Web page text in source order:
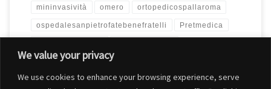
We value your privacy
We use cookies to enhance your browsing experience, serve
mininvasività omero ortopedicospallaroma
ospedalesanpietrofatebenefratelli Pretmedica
protesinversa remplissage
revisioneprotesidispalla protesibilateralespalla